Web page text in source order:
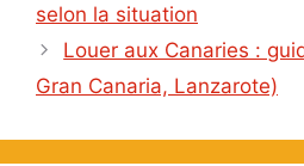
selon la situation
Louer aux Canaries :
Gran Canaria, Lanzarote)